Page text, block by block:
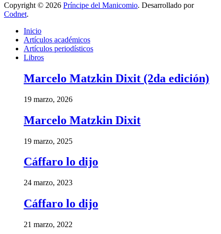
Copyright © 2026 Príncipe del Manicomio. Desarrollado por
Codnet.
Inicio
Artículos académicos
Artículos periodísticos
Libros
Marcelo Matzkin Dixit (2da edición)
19 marzo, 2026
Marcelo Matzkin Dixit
19 marzo, 2025
Cáffaro lo dijo
24 marzo, 2023
Cáffaro lo dijo
21 marzo, 2022